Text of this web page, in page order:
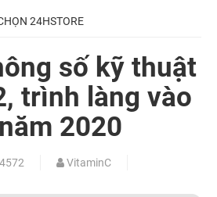
24HSTORE
số kỹ thuật
trình làng vào
2020
VitaminC